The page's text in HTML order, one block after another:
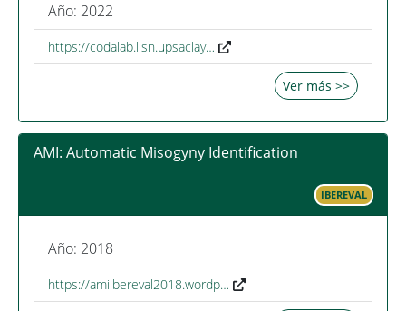
Año: 2022
https://codalab.lisn.upsaclay…
Ver más >>
AMI: Automatic Misogyny Identification
IBEREVAL
Año: 2018
https://amiibereval2018.wordp…